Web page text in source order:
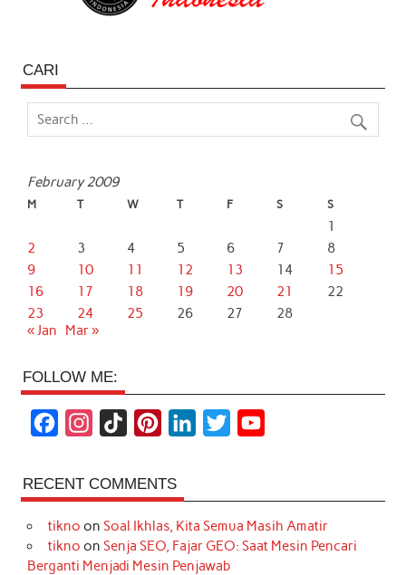
CARI
February 2009
M T W T F S S
1
2
3 4 5 6 7
8
9
10 11 12 13 14
15
16
17 18 19 20 21
22
23
24 25 26 27
28
« Jan
Mar »
FOLLOW ME:
c
e
b
s
t
a
k
T
o
k
n
t
e
r
k
e
d
t
t
T
u
RECENT COMMENTS
tikno on Soal Ikhlas, Kita Semua Masih Amatir
tikno on Senja SEO, Fajar GEO: Saat Mesin Pencari
Berganti Menjadi Mesin Penjawab